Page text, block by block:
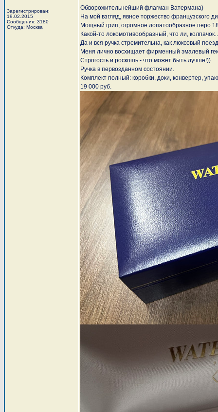
Зарегистрирован:
19.02.2015
Сообщения: 3180
Откуда: Москва
Обворожительнейший флагман Ватермана)
На мой взгляд, явное торжество французского
Мощный грип, огромное лопатообразное перо
Какой-то локомотивообразный, что ли,
Да и вся ручка стремительна, как люксовый
Меня лично восхищает фирменный эмалевый
Строгость и роскошь - что может быть лучше!))
Ручка в первозданном состоянии.
Комплект полный: коробки, доки, конвертер,
19 000 руб.